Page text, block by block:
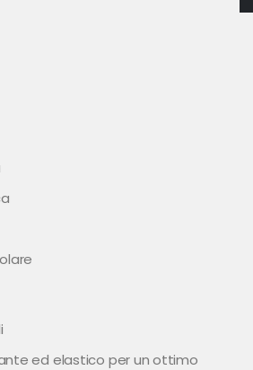
ed elastico per un ottimo